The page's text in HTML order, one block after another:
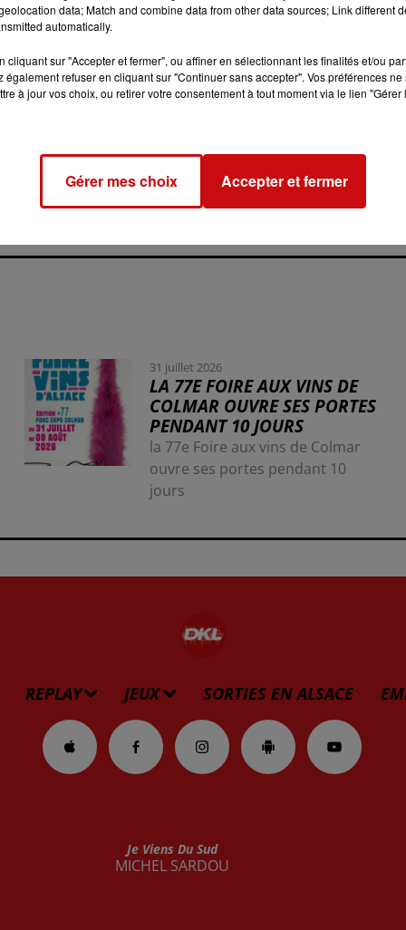
engagées contre l’ex-président Jair Bolsonaro,
électorale face à Lula.
surtaxes avaient été repoussées. Un décret signé en
application au 1er août.
que toute mesure de rétorsion entraînera une
31 juillet 2026
LA 77E FOIRE AUX VINS DE
COLMAR OUVRE SES PORTES
PENDANT 10 JOURS
la 77e Foire aux vins de Colmar
ouvre ses portes pendant 10
jours
REPLAY JEUX SORTIES EN ALSACE
Je Viens Du Sud
MICHEL SARDOU
data; Match and combine data from other data sources; Link different
automatically.
cliquant sur "Accepter et fermer", ou affiner en sélectionnant les finalités et/ou
également refuser en cliquant sur "Continuer sans accepter". Vos préférences
à jour vos choix, ou retirer votre consentement à tout moment via le lien
Gérer mes choix Accepter et fermer